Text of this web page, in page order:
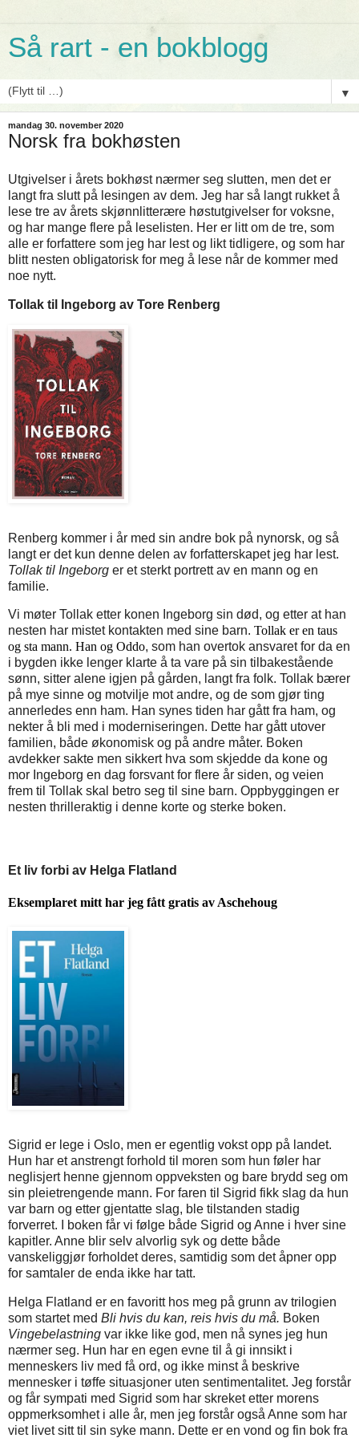
Så rart - en bokblogg
▼
mandag 30. november 2020
Norsk fra bokhøsten
Utgivelser i årets bokhøst nærmer seg slutten, men det er
langt fra slutt på lesingen av dem. Jeg har så langt rukket å
lese tre av årets skjønnlitterære høstutgivelser for voksne,
og har mange flere på leselisten. Her er litt om de tre, som
alle er forfattere som jeg har lest og likt tidligere, og som har
blitt nesten obligatorisk for meg å lese når de kommer med
noe nytt.
Tollak til Ingeborg av Tore Renberg
Renberg kommer i år med sin andre bok på nynorsk, og så
langt er det kun denne delen av forfatterskapet jeg har lest.
Tollak til Ingeborg er et sterkt portrett av en mann og en
familie.
Vi møter Tollak etter konen Ingeborg sin død, og etter at han
nesten har mistet kontakten med sine barn. Tollak er en taus
og sta mann. Han og Oddo, som han overtok ansvaret for da en
i bygden ikke lenger klarte å ta vare på sin tilbakestående
sønn, sitter alene igjen på gården, langt fra folk. Tollak bærer
på mye sinne og motvilje mot andre, og de som gjør ting
annerledes enn ham. Han synes tiden har gått fra ham, og
nekter å bli med i moderniseringen. Dette har gått utover
familien, både økonomisk og på andre måter. Boken
avdekker sakte men sikkert hva som skjedde da kone og
mor Ingeborg en dag forsvant for flere år siden, og veien
frem til Tollak skal betro seg til sine barn. Oppbyggingen er
nesten thrilleraktig i denne korte og sterke boken.
Et liv forbi av Helga Flatland
Eksemplaret mitt har jeg fått gratis av Aschehoug
Sigrid er lege i Oslo, men er egentlig vokst opp på landet.
Hun har et anstrengt forhold til moren som hun føler har
neglisjert henne gjennom oppveksten og bare brydd seg om
sin pleietrengende mann. For faren til Sigrid fikk slag da hun
var barn og etter gjentatte slag, ble tilstanden stadig
forverret. I boken får vi følge både Sigrid og Anne i hver sine
kapitler. Anne blir selv alvorlig syk og dette både
vanskeliggjør forholdet deres, samtidig som det åpner opp
for samtaler de enda ikke har tatt.
Helga Flatland er en favoritt hos meg på grunn av trilogien
som startet med Bli hvis du kan, reis hvis du må. Boken
Vingebelastning var ikke like god, men nå synes jeg hun
nærmer seg. Hun har en egen evne til å gi innsikt i
menneskers liv med få ord, og ikke minst å beskrive
mennesker i tøffe situasjoner uten sentimentalitet. Jeg forstår
og får sympati med Sigrid som har skreket etter morens
oppmerksomhet i alle år, men jeg forstår også Anne som har
viet livet sitt til sin syke mann. Dette er en vond og fin bok fra